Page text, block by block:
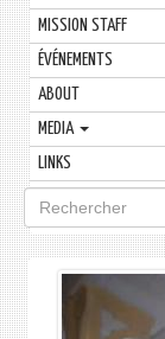
MISSION STAFF
ÉVÉNEMENTS
ABOUT
MEDIA
LINKS
Formulaire
de
recherche